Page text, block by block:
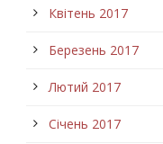
Квітень 2017
Березень 2017
Лютий 2017
Січень 2017